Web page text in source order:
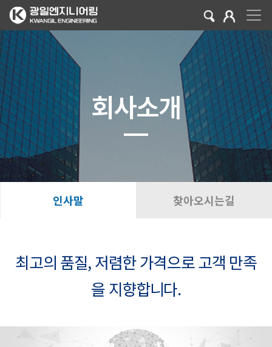
회사소개
인사말 찾아오시는길
최고의 품질, 저렴한 가격으로 고객 만족
을 지향합니다.